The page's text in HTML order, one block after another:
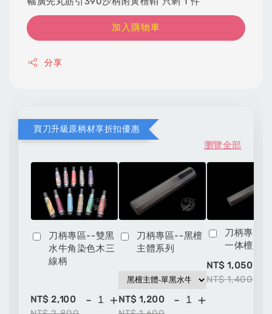
加入購物車
分享
買刀升級原柄材享折扣優惠
瀏覽全部
刀柄專區--雙黑
水牛角染色木三
線柄
NT$ 2,100
- +
刀柄專區--黑檀
主體系列
NT$ 1,200
- +
刀柄專區
一体檀八
NT$ 1,050
NT$ 1,400